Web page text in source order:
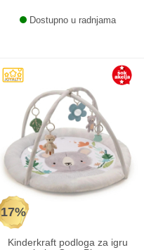
Dostupno u radnjama
17%
Kinderkraft podloga za igru